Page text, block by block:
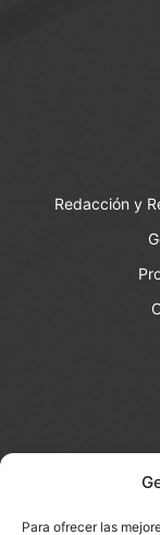
Para ofrecer las
Redacción y